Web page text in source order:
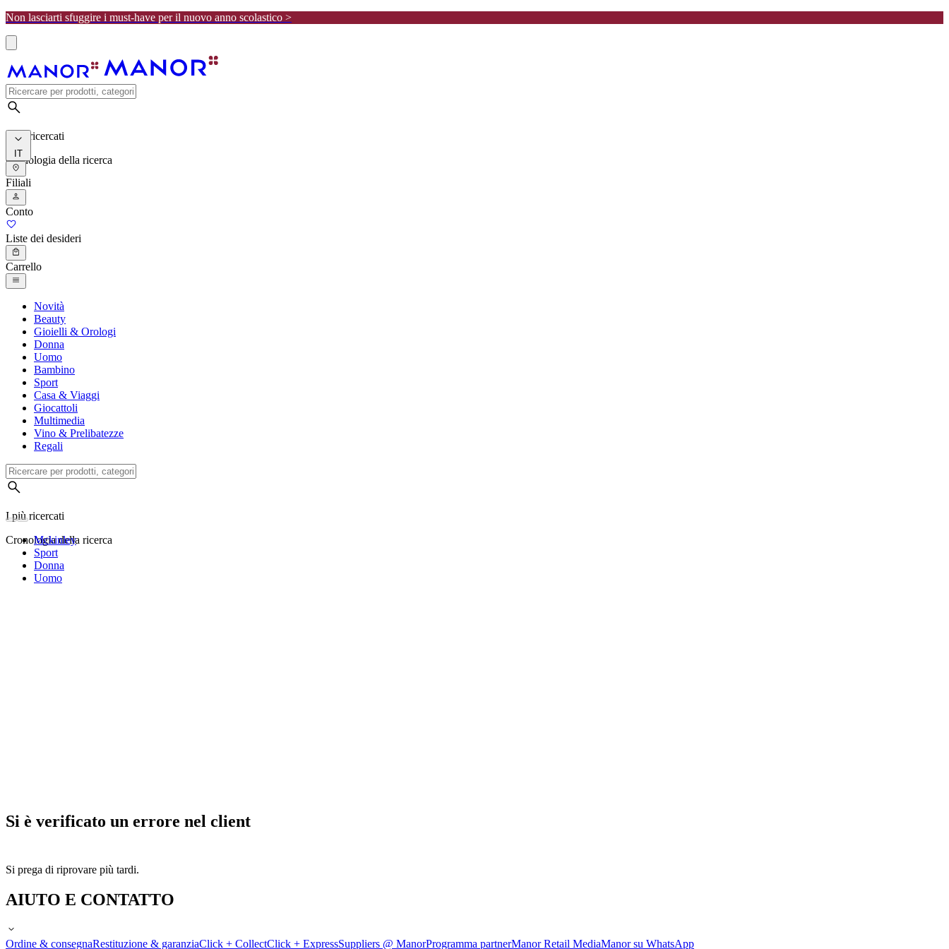
Non lasciarti sfuggire i must-have per il nuovo anno scolastico >
I più ricercati
Cronologia della ricerca
IT
Filiali
Conto
Liste dei desideri
Carrello
Novità
Beauty
Gioielli & Orologi
Donna
Uomo
Bambino
Sport
Casa & Viaggi
Giocattoli
Multimedia
Vino & Prelibatezze
Regali
I più ricercati
Cronologia della ricerca
Mckinley
Sport
Donna
Uomo
Si è verificato un errore nel client
Si prega di riprovare più tardi.
AIUTO E CONTATTO
Ordine & consegnaRestituzione & garanziaClick + CollectClick + ExpressSuppliers @ ManorProgramma partnerManor Retail MediaManor su WhatsApp